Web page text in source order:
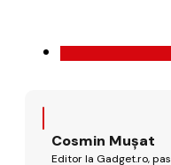
Cosmin Mușat
Editor la Gadget.ro,